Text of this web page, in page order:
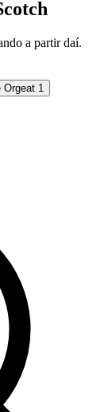
a partir daí.
Orgeat 1